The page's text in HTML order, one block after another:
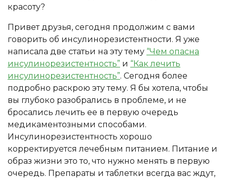
красоту?
Привет друзья, сегодня продолжим с вами
говорить об инсулинорезистентности. Я уже
написала две статьи на эту тему “Чем опасна
инсулинорезистентность” и “Как лечить
инсулинорезистентность”. Сегодня более
подробно раскрою эту тему. Я бы хотела, чтобы
вы глубоко разобрались в проблеме, и не
бросались лечить ее в первую очередь
медикаментозными способами.
Инсулинорезистентность хорошо
корректируется лечебным питанием. Питание и
образ жизни это то, что нужно менять в первую
очередь. Препараты и таблетки всегда вас ждут,